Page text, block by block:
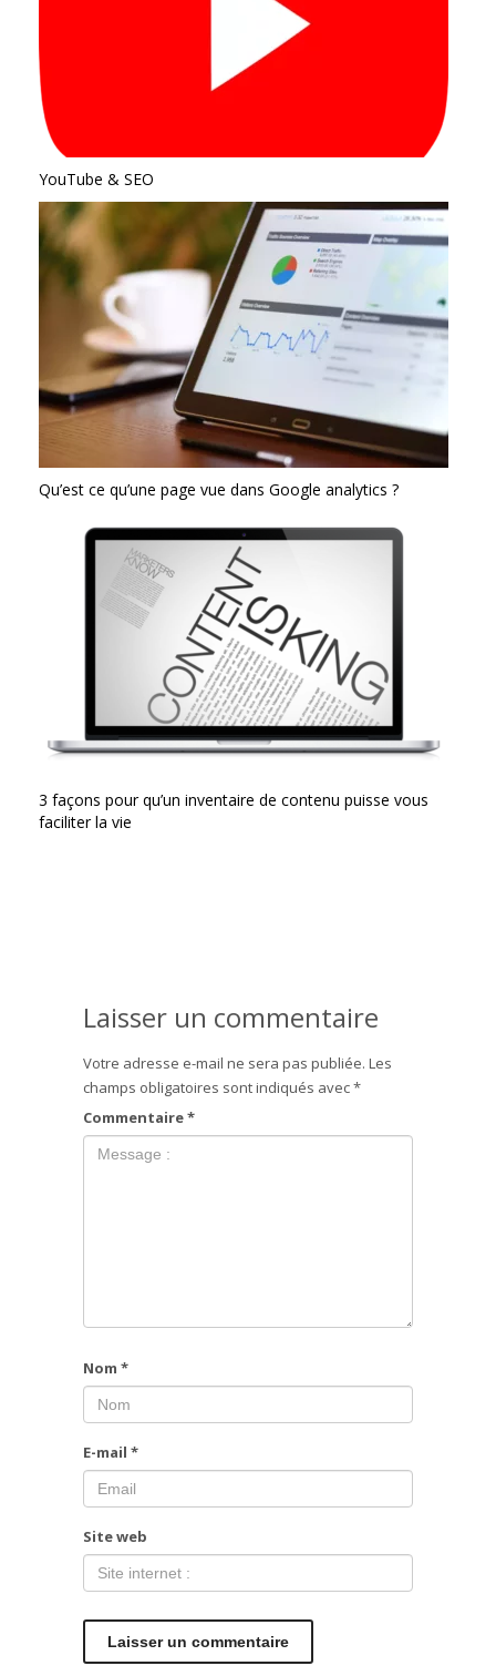
YouTube & SEO
Qu’est ce qu’une page vue dans Google analytics ?
3 façons pour qu’un inventaire de contenu puisse vous
faciliter la vie
Laisser un commentaire
Votre adresse e-mail ne sera pas publiée. Les
champs obligatoires sont indiqués avec*
Commentaire*
Nom *
E-mail *
Site web